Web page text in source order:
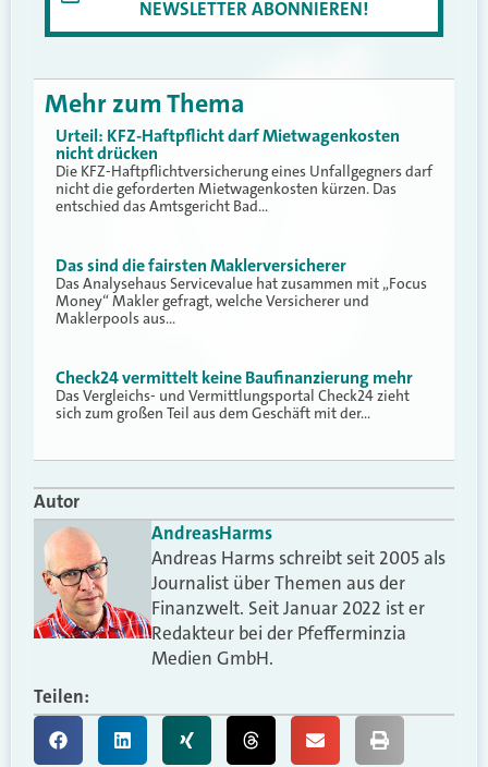
NEWSLETTER ABONNIEREN!
Mehr zum Thema
Urteil: KFZ-Haftpflicht darf Mietwagenkosten
nicht drücken
Die KFZ-Haftpflichtversicherung eines Unfallgegners darf
nicht die geforderten Mietwagenkosten kürzen. Das
entschied das Amtsgericht Bad…
Das sind die fairsten Maklerversicherer
Das Analysehaus Servicevalue hat zusammen mit „Focus
Money“ Makler gefragt, welche Versicherer und
Maklerpools aus…
Check24 vermittelt keine Baufinanzierung mehr
Das Vergleichs- und Vermittlungsportal Check24 zieht
sich zum großen Teil aus dem Geschäft mit der…
Autor
AndreasHarms
Andreas Harms schreibt seit 2005 als
Journalist über Themen aus der
Finanzwelt. Seit Januar 2022 ist er
Redakteur bei der Pfefferminzia
Medien GmbH.
Teilen: